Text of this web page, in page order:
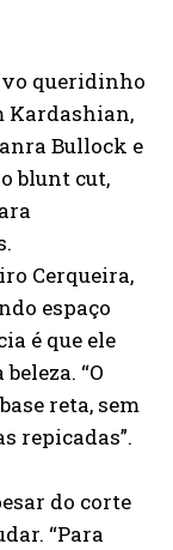
queridinho
Kardashian,
Bullock e
blunt cut,
Cerqueira,
espaço
é que ele
“O
reta, sem
repicadas”.
do corte
“Para